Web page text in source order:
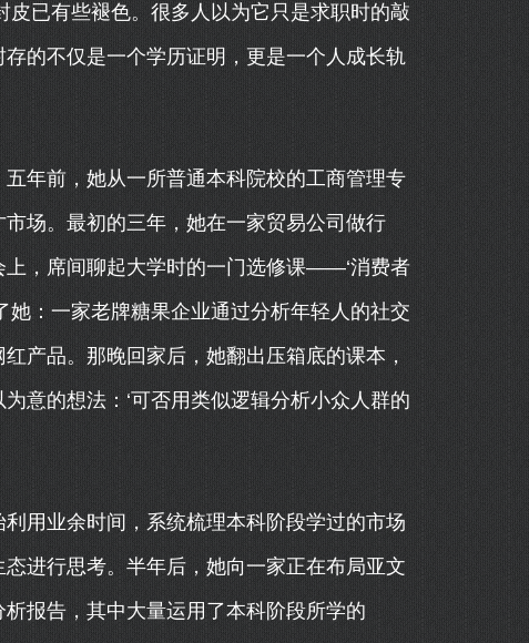
已有些褪色。很多人以为它只是求职时的敲
的不仅是一个学历证明，更是一个人成长轨
年前，她从一所普通本科院校的工商管理专
场。最初的三年，她在一家贸易公司做行
，席间聊起大学时的一门选修课——‘消费者
她：一家老牌糖果企业通过分析年轻人的社交
产品。那晚回家后，她翻出压箱底的课本，
意的想法：‘可否用类似逻辑分析小众人群的
用业余时间，系统梳理本科阶段学过的市场
进行思考。半年后，她向一家正在布局亚文
报告，其中大量运用了本科阶段所学的